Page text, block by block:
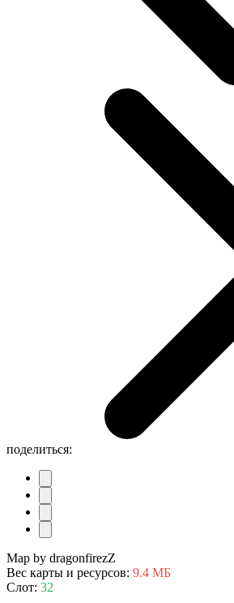
поделиться:
Map by dragonfirezZ
Вес карты и ресурсов: 9.4 МБ
Слот: 32